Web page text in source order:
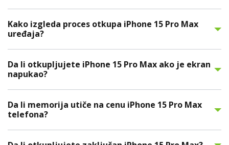
Kako izgleda proces otkupa iPhone 15 Pro Max
uređaja?
Da li otkupljujete iPhone 15 Pro Max ako je ekran
napukao?
Da li memorija utiče na cenu iPhone 15 Pro Max
telefona?